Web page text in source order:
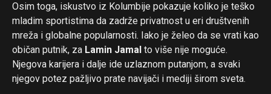
Osim toga, iskustvo iz Kolumbije pokazuje koliko je teško
mladim sportistima da zadrže privatnost u eri društvenih
mreža i globalne popularnosti. Iako je želeo da se vrati kao
običan putnik, za Lamin Jamal to više nije moguće.
Njegova karijera i dalje ide uzlaznom putanjom, a svaki
njegov potez pažljivo prate navijači i mediji širom sveta.